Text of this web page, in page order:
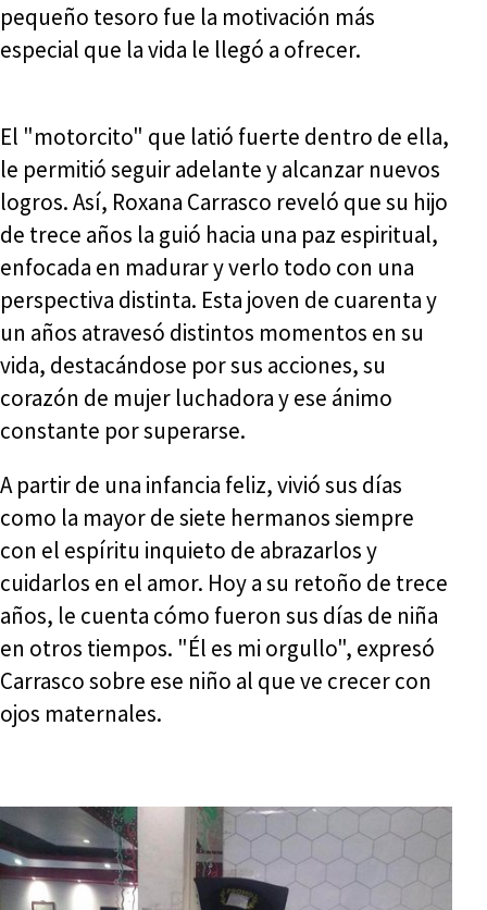
pequeño tesoro fue la motivación más
especial que la vida le llegó a ofrecer.
El "motorcito" que latió fuerte dentro de ella,
le permitió seguir adelante y alcanzar nuevos
logros. Así, Roxana Carrasco reveló que su hijo
de trece años la guió hacia una paz espiritual,
enfocada en madurar y verlo todo con una
perspectiva distinta. Esta joven de cuarenta y
un años atravesó distintos momentos en su
vida, destacándose por sus acciones, su
corazón de mujer luchadora y ese ánimo
constante por superarse.
A partir de una infancia feliz, vivió sus días
como la mayor de siete hermanos siempre
con el espíritu inquieto de abrazarlos y
cuidarlos en el amor. Hoy a su retoño de trece
años, le cuenta cómo fueron sus días de niña
en otros tiempos. "Él es mi orgullo", expresó
Carrasco sobre ese niño al que ve crecer con
ojos maternales.